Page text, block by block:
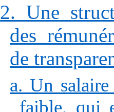
2. Une
des
de
a. Un
faible, qui